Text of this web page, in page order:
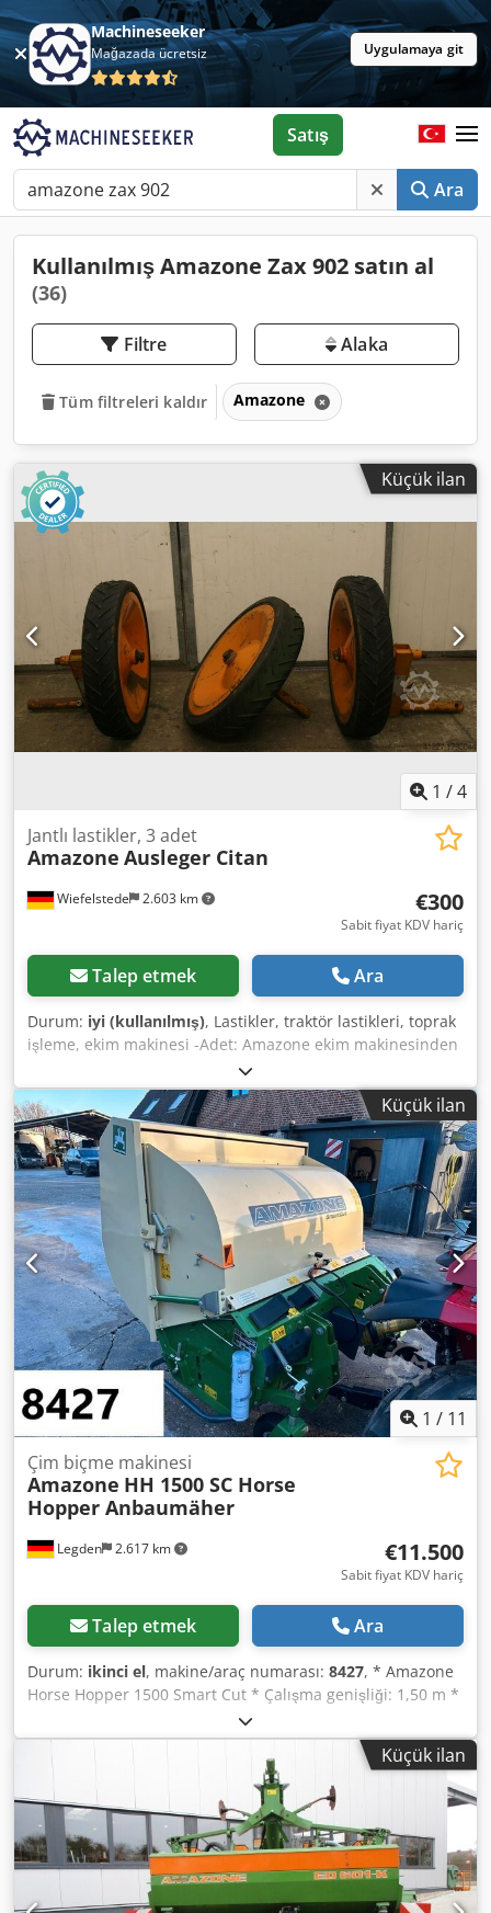
Machineseeker
Mağazada ücretsiz Uygulamaya git
Ara
Satış
Kullanılmış Amazone Zax 902 satın al
(36)
Filtre Alaka
Tüm filtreleri kaldır Amazone
Küçük ilan
1 /4
Wiefelstede 2.603 km
Jantlı lastikler, 3 adet
Amazone Ausleger Citan
€300
Sabit fiyat KDV hariç
Talep etmek Ara
Durum: iyi (kullanılmış), Lastikler, traktör lastikleri, toprak
işleme, ekim makinesi -Adet: Amazone ekim makinesinden
3 adet lastik -Lastik ölçüsü -Göbek: Ø 40 mm -Ölçü: Ø 750
Djdob A E Ufspfx Acteck -Toplam fiyat: 3 lastik için -Ağırlık:
51 kg/adet
Küçük ilan
1 / 11
Legden 2.617 km
Çim biçme makinesi
Amazone HH 1500 SC Horse
Hopper Anbaumäher
€11.500
Sabit fiyat KDV hariç
Talep etmek Ara
Durum: ikinci el, makine/araç numarası: 8427, * Amazone
Horse Hopper 1500 Smart Cut * Çalışma genişliği: 1,50 m *
1.500 l toplama haznesi kapasitesi * Traktör 3-nokta askı
sistemi * H60 bıçak sistemi * Destek tekerlekleri * Malç
donanımı * Serbest tekerlekli şaft * Hidrolik taban
boşaltmalı toplama haznesi * Dönüş hızı: 2.650 dev/dak *
Doluluk göstergesi -----Dahili araç numarası: 8427
Dodpfxerhy H Ro Actock WhatsApp desteği mevcut! Makine
hakkında sorularınız veya daha fazla bilgi için bize kolayca
WhatsApp üzerinden ulaşabilirsiniz. Whatsapp Whatsapp -
---Hatalar ve ara satış hakkı saklıdır.
Küçük ilan